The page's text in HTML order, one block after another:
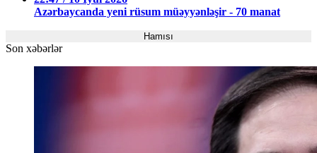
Azərbaycanda yeni rüsum müəyyənləşir - 70 manat
Hamısı
Son xəbərlər